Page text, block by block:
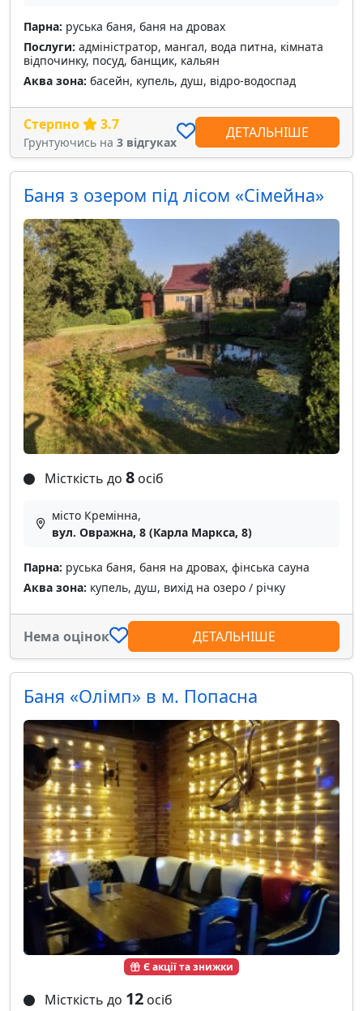
Парна: руська баня, баня на дровах
Послуги: адміністратор, мангал, вода питна, кімната
відпочинку, посуд, банщик, кальян
Аква зона: басейн, купель, душ, відро-водоспад
Стерпно 3.7
Грунтуючись на 3 відгуках
ДЕТАЛЬНІШЕ
Баня з озером під лісом «Сімейна»
Місткість до 8 осіб
місто Кремінна,
вул. Овражна, 8 (Карла Маркса, 8)
Парна: руська баня, баня на дровах, фінська сауна
Аква зона: купель, душ, вихід на озеро / річку
Нема оцінок ДЕТАЛЬНІШЕ
Є акції та знижки
Баня «Олімп» в м. Попасна
Місткість до 12 осіб